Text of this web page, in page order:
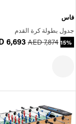
فاس
جدول بطولة كرة القدم
6,693 AED 7,874 15% ايقاف